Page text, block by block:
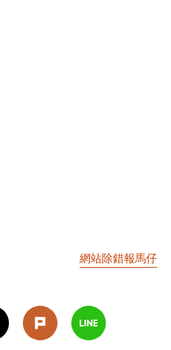
網站除錯報馬仔